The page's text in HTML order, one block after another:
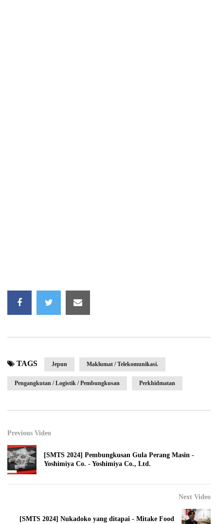
TAGS Jepun Maklumat / Telekomunikasi.
Pengangkutan / Logistik / Pembungkusan Perkhidmatan
Previous Video
[SMTS 2024] Pembungkusan Gula Perang Masin -
Yoshimiya Co. - Yoshimiya Co., Ltd.
Next Video
[SMTS 2024] Nukadoko yang ditapai - Mitake Food